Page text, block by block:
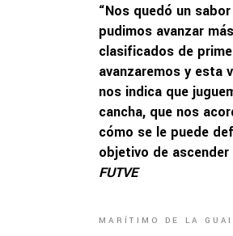
“Nos quedó un
pudimos avanzar
clasificados de
avanzaremos y esta
nos indica que
cancha, que nos
cómo se le puede
objetivo de ascender
FUTVE
MARÍTIMO DE LA